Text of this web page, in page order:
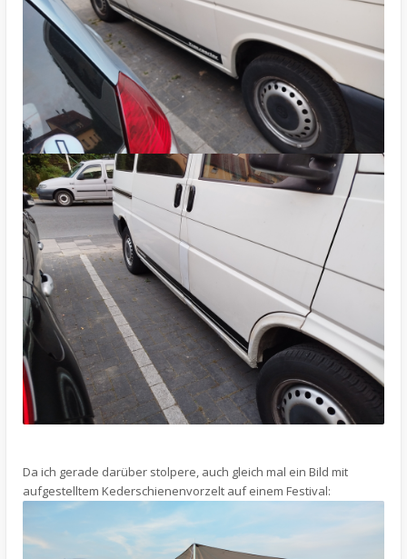
Da ich gerade darüber stolpere, auch gleich mal ein Bild mit
aufgestelltem Kederschienenvorzelt auf einem Festival: